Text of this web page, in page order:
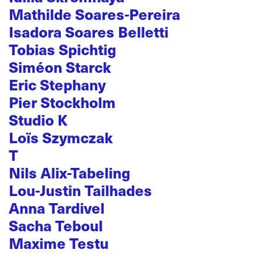
Mathilde Soares-Pereira
Isadora Soares Belletti
Tobias Spichtig
Siméon Starck
Eric Stephany
Pier Stockholm
Studio K
Loïs Szymczak
T
Nils Alix-Tabeling
Lou-Justin Tailhades
Anna Tardivel
Sacha Teboul
Maxime Testu